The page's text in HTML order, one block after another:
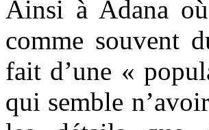
Ainsi à Adana
comme souvent
fait d’une «
qui semble